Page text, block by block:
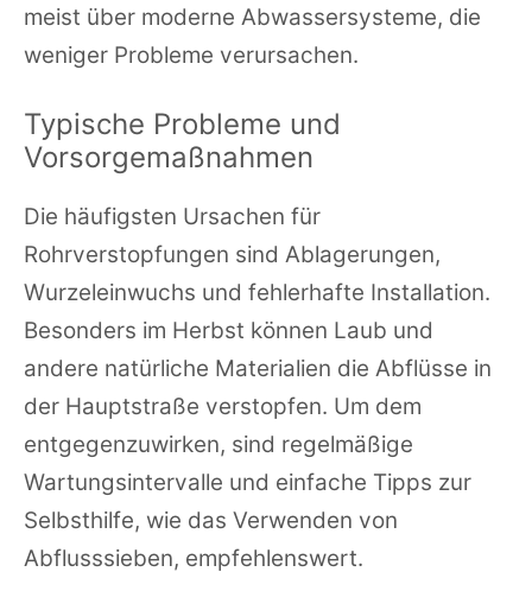
meist über moderne Abwassersysteme, die
weniger Probleme verursachen.
Typische Probleme und
Vorsorgemaßnahmen
Die häufigsten Ursachen für
Rohrverstopfungen sind Ablagerungen,
Wurzeleinwuchs und fehlerhafte Installation.
Besonders im Herbst können Laub und
andere natürliche Materialien die Abflüsse in
der Hauptstraße verstopfen. Um dem
entgegenzuwirken, sind regelmäßige
Wartungsintervalle und einfache Tipps zur
Selbsthilfe, wie das Verwenden von
Abflusssieben, empfehlenswert.